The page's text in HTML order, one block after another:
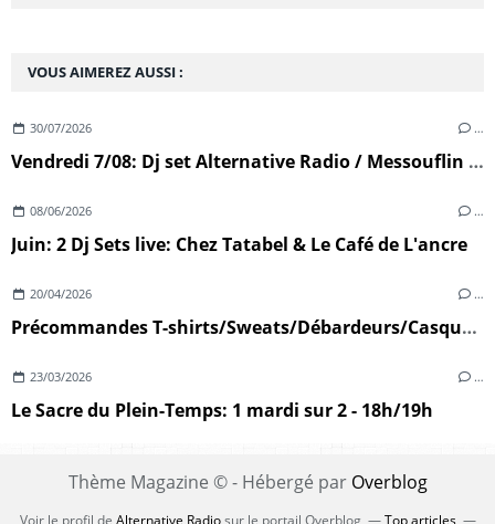
VOUS AIMEREZ AUSSI :
30/07/2026 …
Vendredi 7/08: Dj set Alternative Radio / Messouflin (Ploumoguer)
08/06/2026 …
Juin: 2 Dj Sets live: Chez Tatabel & Le Café de L'ancre
20/04/2026 …
Précommandes T-shirts/Sweats/Débardeurs/Casquettes
23/03/2026 …
Le Sacre du Plein-Temps: 1 mardi sur 2 - 18h/19h
Thème Magazine © - Hébergé par Overblog
Voir le profil de Alternative Radiosur le portail Overblog Top articles